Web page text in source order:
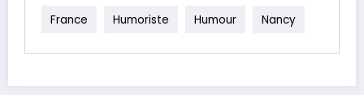
France Humoriste Humour Nancy